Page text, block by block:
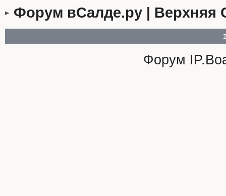
Форум вСалде.ру | Верхняя
Форум